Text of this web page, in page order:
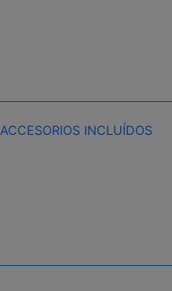
ACCESORIOS INCLUÍDOS